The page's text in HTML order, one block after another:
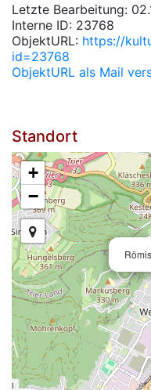
Letzte Bearbeitung:
Interne ID: 23768
ObjektURL: https://
id=23768
ObjektURL als Mail
Standort
+
−